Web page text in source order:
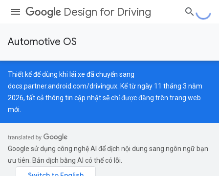
Design for Driving
Automotive OS
Thiết kế để dùng khi lái xe đã chuyển sang
docs.partner.android.com/drivingux . Kể từ ngày 11 tháng 3 năm
2026, tất cả thông tin cập nhật sẽ chỉ được đăng trên trang web
mới.
Google sử dụng công nghệ AI để dịch nội dung sang ngôn ngữ bạn
ưu tiên. Bản dịch bằng AI có thể có lỗi.